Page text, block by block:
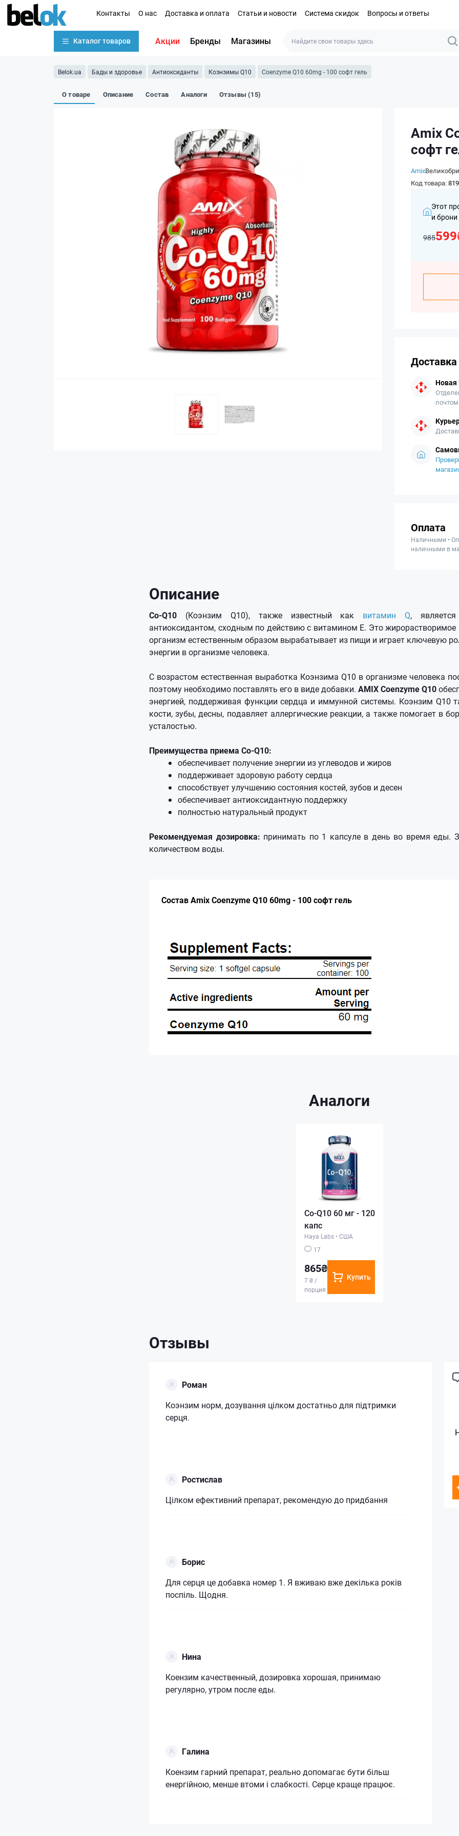
Контакты О нас Доставка и оплата Статьи и новости Система скидок Вопросы и ответы
Каталог товаров Акции Бренды Магазины
Belok.ua Бады и здоровье Антиоксиданты Коэнзимы Q10 Coenzyme Q10 60mg - 100 софт гель
О товаре Описание Состав Аналоги Отзывы (15)
Amix
софт
Amix
Код товара:
Этот
и
985
Доставка
Новая
Оплата
Наличными •
наличными в
Описание
Co-Q10 (Коэнзим Q10), также известный как витамин Q,
антиоксидантом, сходным по действию с витамином Е. Это жирорастворимое
организм естественным образом вырабатывает из пищи и играет ключевую
энергии в организме человека.
С возрастом естественная выработка Коэнзима Q10 в организме человека
поэтому необходимо поставлять его в виде добавки. AMIX Coenzyme Q10
энергией, поддерживая функции сердца и иммунной системы. Коэнзим Q10
кости, зубы, десны, подавляет аллергические реакции, а также помогает в
усталостью.
Преимущества приема Co-Q10:
обеспечивает получение энергии из углеводов и жиров
поддерживает здоровую работу сердца
способствует улучшению состояния костей, зубов и десен
обеспечивает антиоксидантную поддержку
полностью натуральный продукт
Рекомендуемая дозировка: принимать по 1 капсуле в день во время еды.
количеством воды.
Состав Amix Coenzyme Q10 60mg - 100 софт гель
Аналоги
Co-Q10 60 мг - 120
капс
Haya Labs • США
17
865₴
7 ₴ /
порция
Купить
Отзывы
Роман
Коэнзим норм, дозування цілком достатньо для підтримки
серця.
Ростислав
Цілком ефективний препарат, рекомендую до придбання
Борис
Для серця це добавка номер 1. Я вживаю вже декілька років
поспіль. Щодня.
Нина
Коензим качественный, дозировка хорошая, принимаю
регулярно, утром после еды.
Галина
Коензим гарний препарат, реально допомагає бути більш
енергійною, менше втоми і слабкості. Серце краще працює.